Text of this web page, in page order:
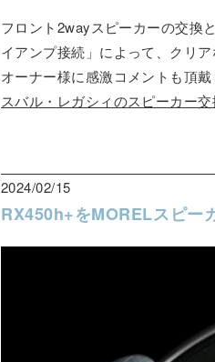
フロント2wayスピーカーの交換
イアンプ接続」によって、クリア
オーナー様に感激コメントも頂
スバル・レガシィのスピーカー
2024/02/15
RX450h+をMORELスピー